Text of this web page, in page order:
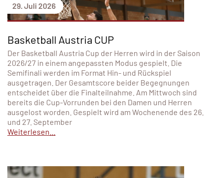
29. Juli 2026
Basketball Austria CUP
Der Basketball Austria Cup der Herren wird in der Saison
2026/27 in einem angepassten Modus gespielt. Die
Semifinali werden im Format Hin- und Rückspiel
ausgetragen. Der Gesamtscore beider Begegnungen
entscheidet über die Finalteilnahme. Am Mittwoch sind
bereits die Cup-Vorrunden bei den Damen und Herren
ausgelost worden. Gespielt wird am Wochenende des 26.
und 27. September
Weiterlesen...